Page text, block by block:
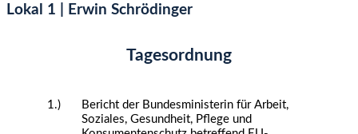
Lokal 1 | Erwin Schrödinger
Tagesordnung
1.)
Bericht der Bundesministerin für Arbeit,
Soziales, Gesundheit, Pflege und